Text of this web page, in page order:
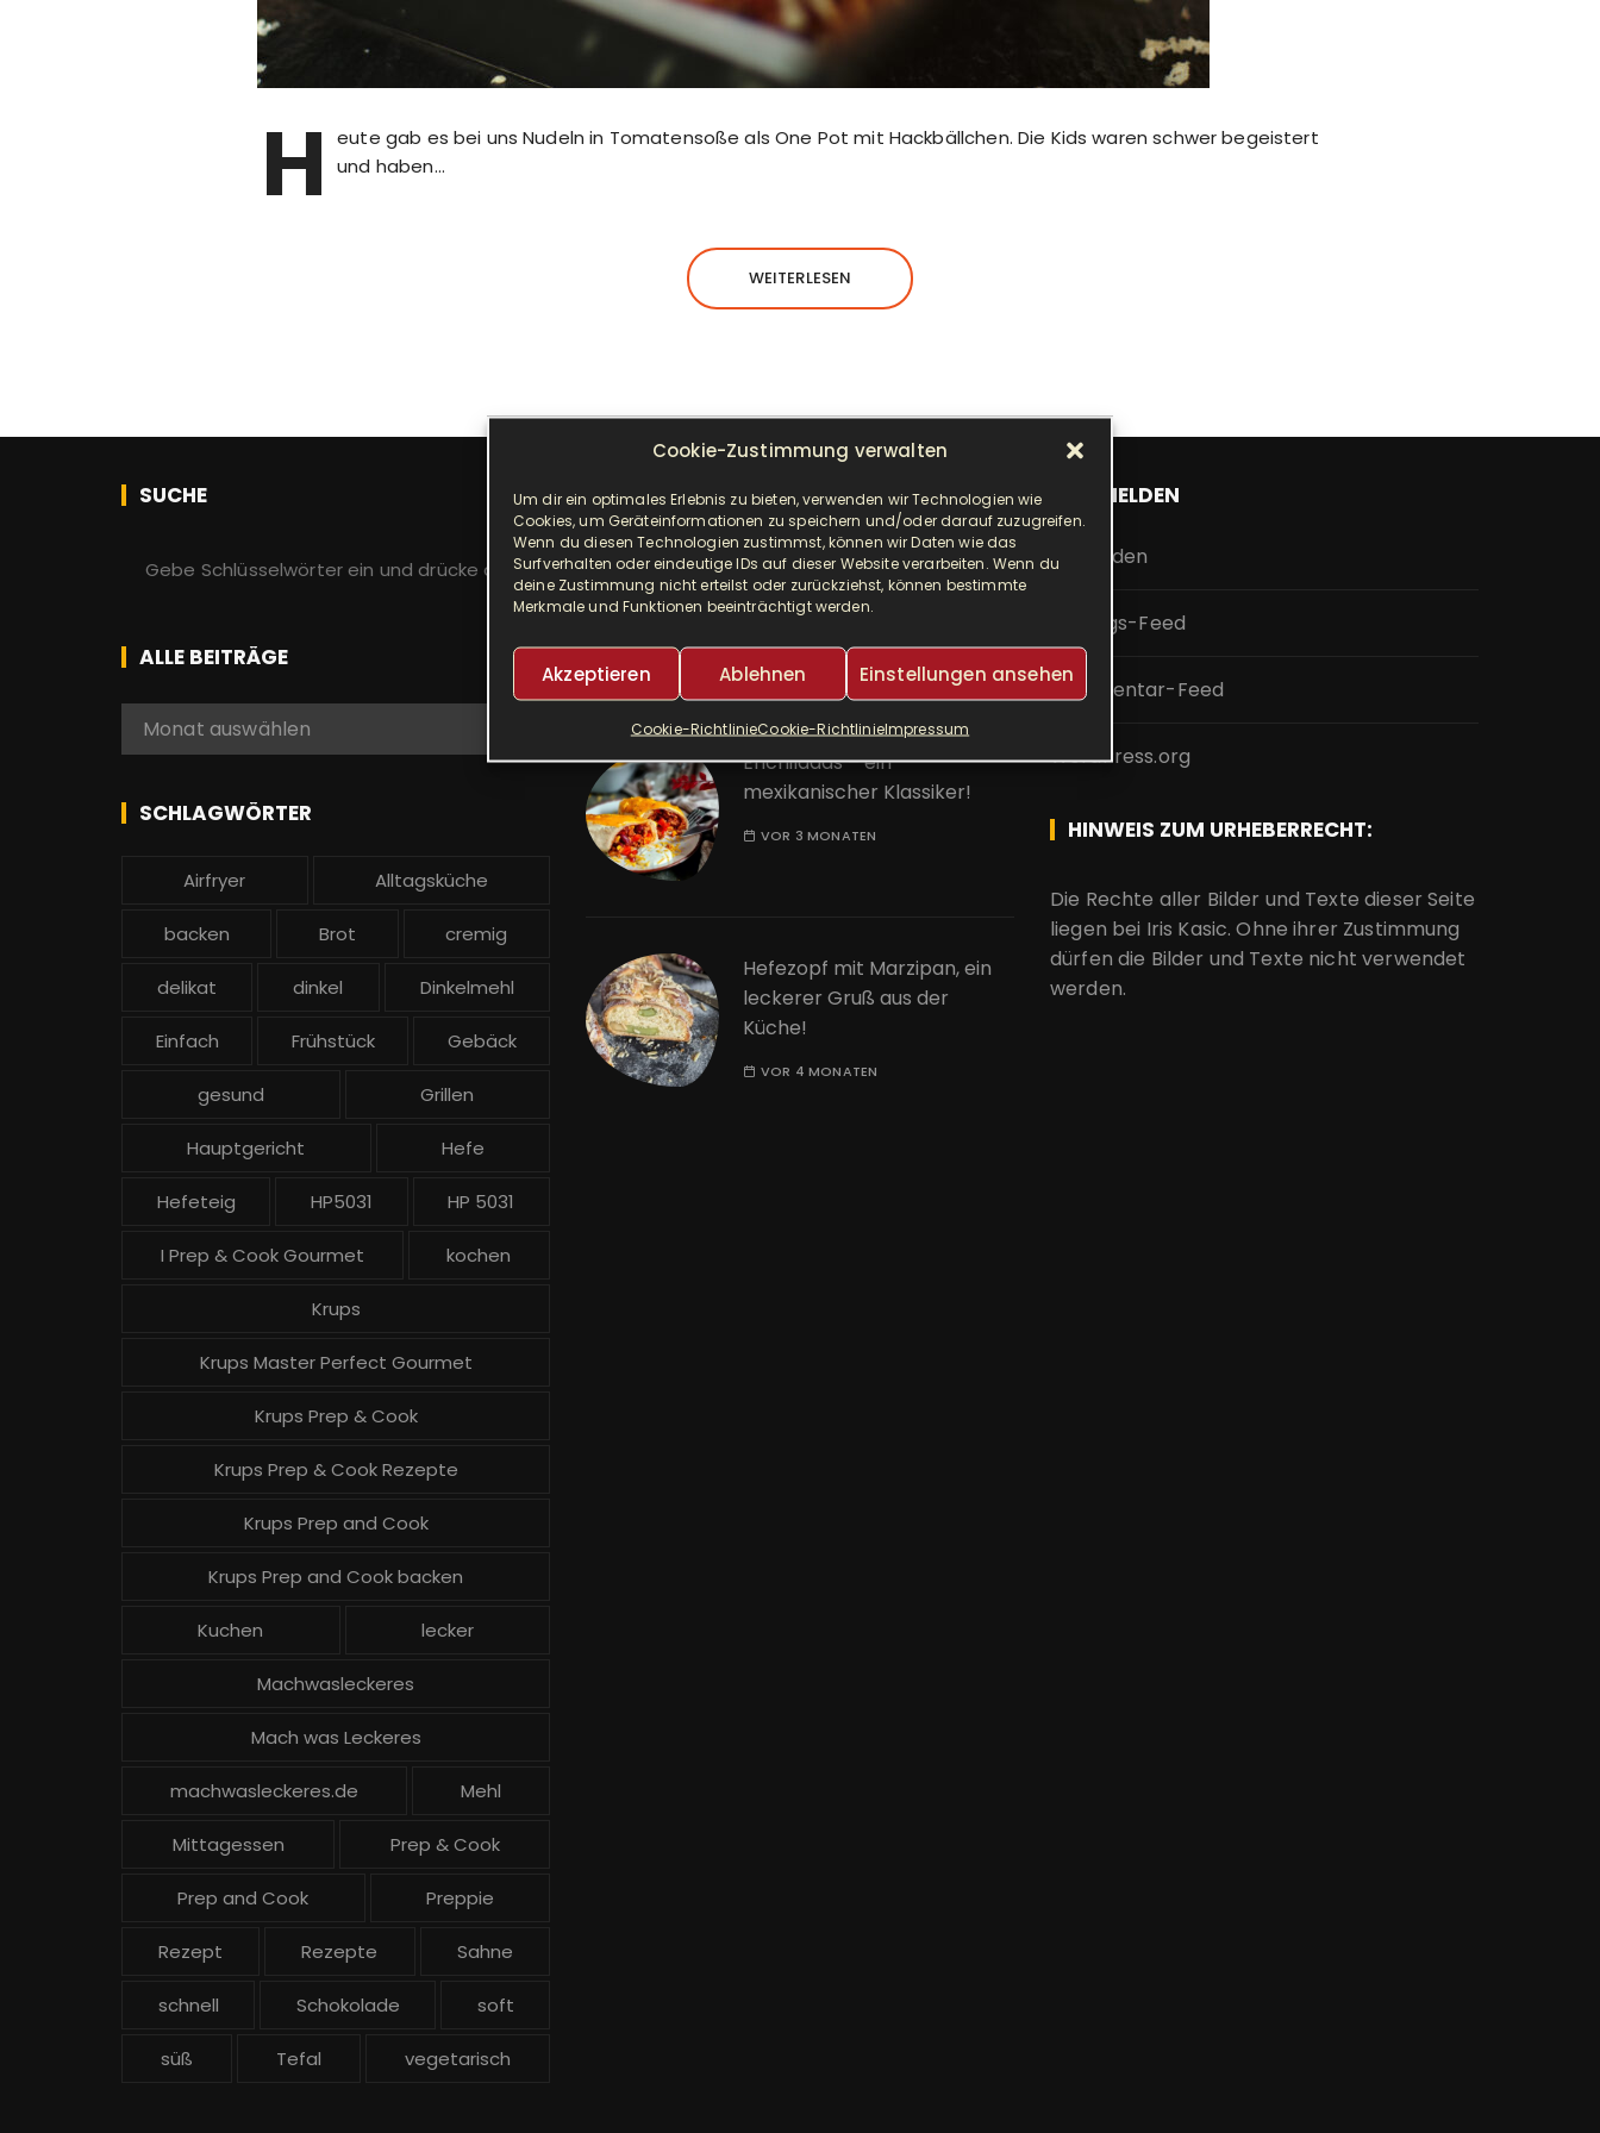
Cookie-Zustimmung verwalten
Um dir ein optimales Erlebnis zu bieten, verwenden wir Technologien wie
Cookies, um Geräteinformationen zu speichern und/oder darauf zuzugreifen.
Wenn du diesen Technologien zustimmst, können wir Daten wie das
Surfverhalten oder eindeutige IDs auf dieser Website verarbeiten. Wenn du
deine Zustimmung nicht erteilst oder zurückziehst, können bestimmte
Merkmale und Funktionen beeinträchtigt werden.
Akzeptieren Ablehnen Einstellungen ansehen
Cookie-RichtlinieCookie-RichtlinieImpressum
H
eute gab es bei uns Nudeln in Tomatensoße als One Pot mit Hackbällchen. Die Kids waren schwer begeistert
und haben…
WEITERLESEN
SUCHE
h
e
n
c
:
ALLE BEITRÄGE
e
Monat auswählen
SCHLAGWÖRTER
Airfryer Alltagsküche
backen Brot cremig
delikat dinkel Dinkelmehl
Einfach Frühstück Gebäck
gesund Grillen
Hauptgericht Hefe
Hefeteig HP5031 HP 5031
I Prep & Cook Gourmet kochen
Krups
Krups Master Perfect Gourmet
Krups Prep & Cook
Krups Prep & Cook Rezepte
Krups Prep and Cook
Krups Prep and Cook backen
Kuchen lecker
Machwasleckeres
Mach was Leckeres
machwasleckeres.de Mehl
Mittagessen Prep & Cook
Prep and Cook Preppie
Rezept Rezepte Sahne
schnell Schokolade soft
süß Tefal vegetarisch
NEUESTE BEITRÄGE
Djuvec als Risotto! So ein
leckerer One Pot!
Enchiladas – ein
mexikanischer Klassiker!
VOR 3 MONATEN
Hefezopf mit Marzipan, ein
leckerer Gruß aus der
Küche!
VOR 4 MONATEN
ANMELDEN
Anmelden
Eintrags-Feed
Kommentar-Feed
WordPress.org
HINWEIS ZUM URHEBERRECHT:
Die Rechte aller Bilder und Texte dieser Seite
liegen bei Iris Kasic. Ohne ihrer Zustimmung
dürfen die Bilder und Texte nicht verwendet
werden.